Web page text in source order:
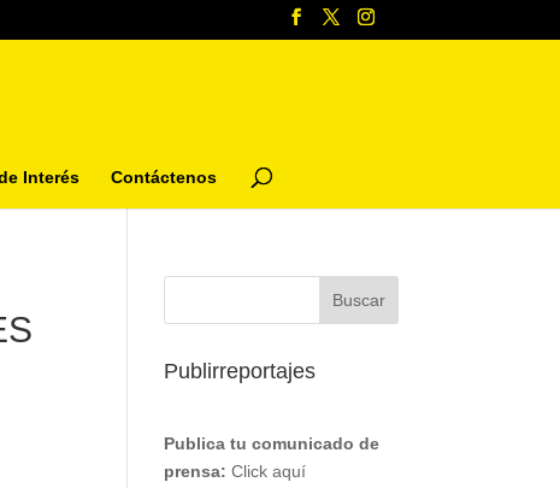
Interés Contáctenos
Publirreportajes
Publica tu comunicado de
prensa: Click aquí